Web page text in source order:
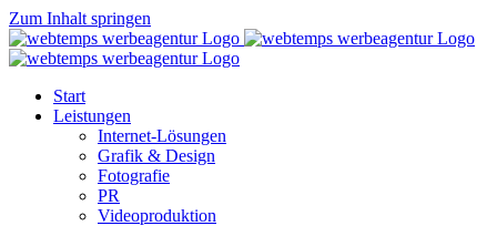
Zum Inhalt springen
Start
Leistungen
Internet-Lösungen
Grafik & Design
Fotografie
PR
Videoproduktion